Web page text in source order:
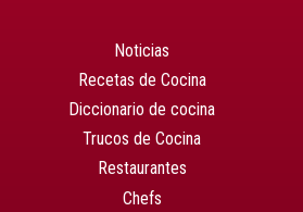
Noticias
Recetas de Cocina
Diccionario de cocina
Trucos de Cocina
Restaurantes
Chefs